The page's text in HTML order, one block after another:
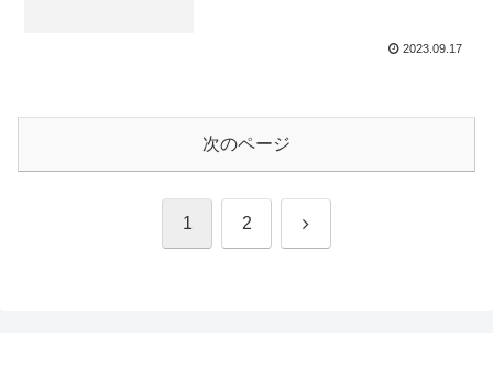
2023.09.17
次のページ
1 2 次